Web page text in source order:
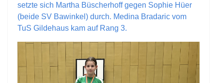
setzte sich Martha Büscherhoff gegen Sophie Hüer
(beide SV Bawinkel) durch. Medina Bradaric vom
TuS Gildehaus kam auf Rang 3.